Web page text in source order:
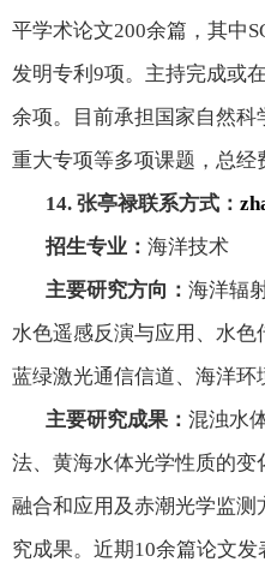
平学术论文200余篇，其中
发明专利 9项。主持完成或
余项。目前承担国家自然
重大专项等多项课题，总经
14. 张亭禄联系方式：
招生专业： 海洋技术
主要研究方向： 海洋辐
水色遥感反演与应用、水
蓝绿激光通信信道、海洋环
主要研究成果： 混浊水
法、黄海水体光学性质的
融合和应用及赤潮光学监
究成果。近期10余篇论文发